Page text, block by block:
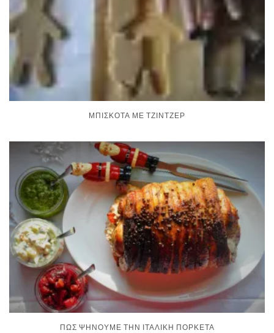
ΜΠΙΣΚΌΤΑ ΜΕ ΤΖΊΝΤΖΕΡ
ΠΏΣ ΨΉΝΟΥΜΕ ΤΗΝ ΙΤΑΛΙΚΉ ΠΟΡΚΈΤΑ